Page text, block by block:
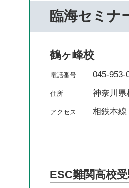
臨海セミナ
鶴ヶ峰校
045-953-
神奈川県
相鉄本線
ESC難関高校